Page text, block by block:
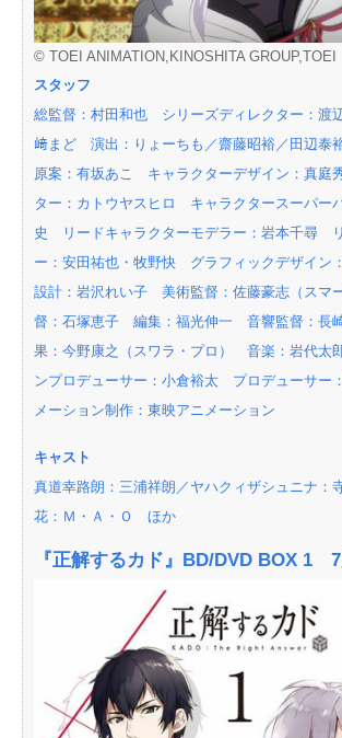
© TOEI ANIMATION,KINOSHITA GROUP,TOEI
スタッフ
総監督：村田和也 シリーズディレクター：渡
﨑まど 演出：りょーちも／齋藤昭裕／田辺泰
原案：有坂あこ キャラクターデザイン：真庭
ター：カトウヤスヒロ キャラクタースーパー
史 リードキャラクターモデラー：岩本千尋
ー：安田祐也・牧野快 グラフィックデザイ
設計：岩沢れい子 美術監督：佐藤豪志（スマ
督：石塚恵子 編集：福光伸一 音響監督：長
果：今野康之（スワラ・プロ） 音楽：岩代太
ンプロデューサー：小倉裕太 プロデューサー
メーション制作：東映アニメーション
キャスト
真道幸路朗：三浦祥朗／ヤハクィザシュニナ：
花：Ｍ・Ａ・Ｏ ほか
『正解するカド』BD/DVD BOX 1 7